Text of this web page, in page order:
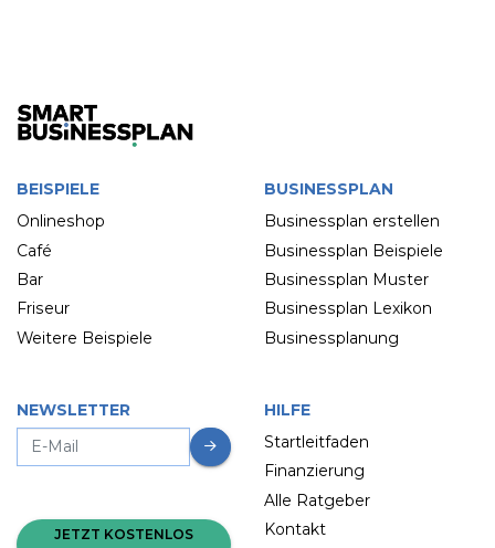
BEISPIELE
Onlineshop
Café
Bar
Friseur
Weitere Beispiele
BUSINESSPLAN
Businessplan erstellen
Businessplan Beispiele
Businessplan Muster
Businessplan Lexikon
Businessplanung
NEWSLETTER
JETZT KOSTENLOS
HILFE
Startleitfaden
Finanzierung
Alle Ratgeber
Kontakt